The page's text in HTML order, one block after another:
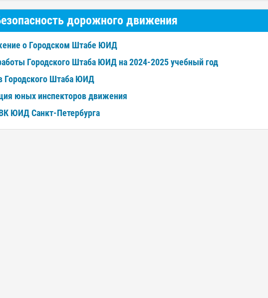
дорожного движения
о Городском Штабе ЮИД
Городского Штаба ЮИД на 2024-2025 учебный год
Городского Штаба ЮИД
юных инспекторов движения
ЮИД Санкт-Петербурга